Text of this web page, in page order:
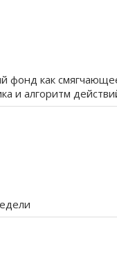
фонд как
и алгоритм